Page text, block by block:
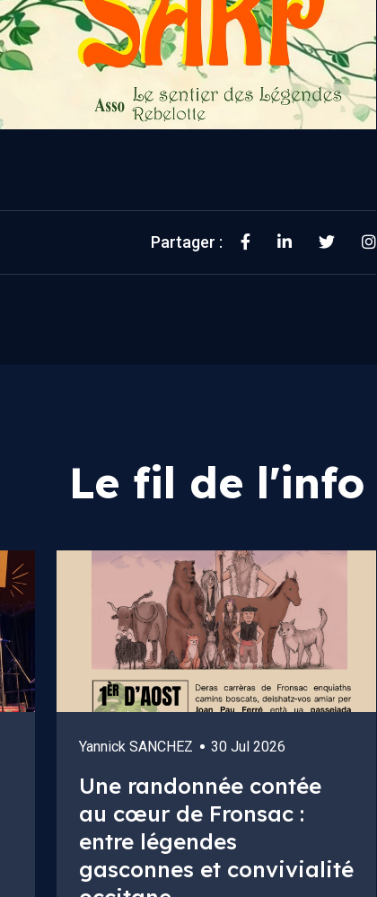
Partager :
Le fil de l'info
Yannick SANCHEZ 30 Jul 2026
Une randonnée contée
au cœur de Fronsac :
entre légendes
gasconnes et convivialité